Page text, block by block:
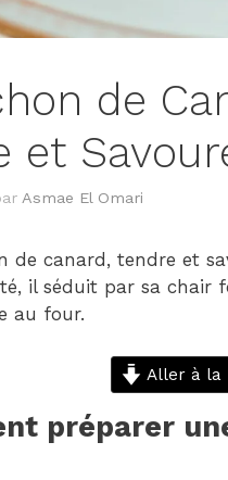
de
et
Asmae El Omari
de canard, tendre et
il séduit par sa chair
au four.
Aller à la
préparer